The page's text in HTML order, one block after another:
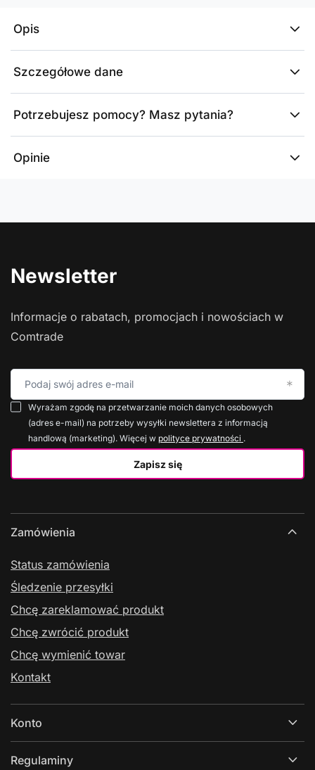
Opis
Szczegółowe dane
Potrzebujesz pomocy? Masz pytania?
Opinie
Newsletter
Informacje o rabatach, promocjach i nowościach w
Comtrade
Podaj swój adres e-mail
Zapisz się
Wyrażam zgodę na przetwarzanie moich danych osobowych
(adres e-mail) na potrzeby wysyłki newslettera z informacją
handlową (marketing). Więcej w polityce prywatności .
Zamówienia
Status zamówienia
Śledzenie przesyłki
Chcę zareklamować produkt
Chcę zwrócić produkt
Chcę wymienić towar
Kontakt
Konto
Regulaminy